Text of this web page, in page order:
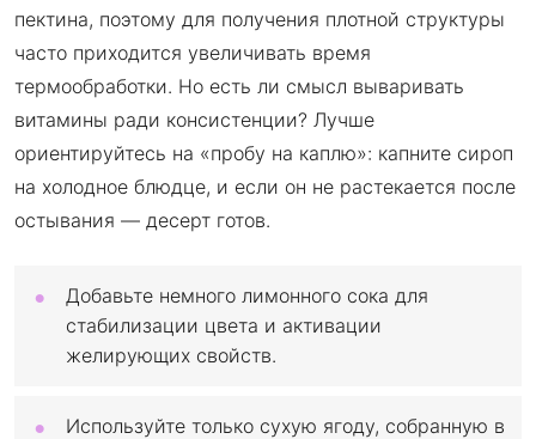
пектина, поэтому для получения плотной структуры
часто приходится увеличивать время
термообработки. Но есть ли смысл вываривать
витамины ради консистенции? Лучше
ориентируйтесь на «пробу на каплю»: капните сироп
на холодное блюдце, и если он не растекается после
остывания — десерт готов.
Добавьте немного лимонного сока для
стабилизации цвета и активации
желирующих свойств.
Используйте только сухую ягоду, собранную в